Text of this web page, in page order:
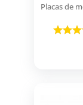
Placas de